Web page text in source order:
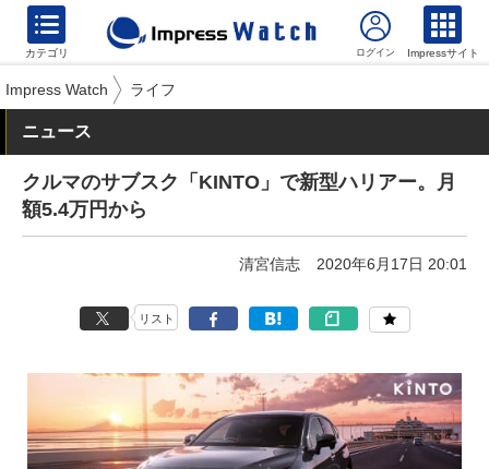
カテゴリ Impressサイト
Impress Watch ライフ
ニュース
クルマのサブスク「KINTO」で新型ハリアー。月
額5.4万円から
清宮信志 2020年6月17日 20:01
リスト